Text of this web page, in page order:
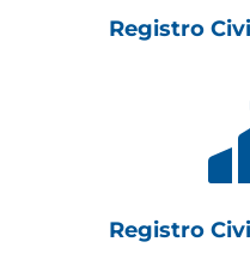
Registro
Registro